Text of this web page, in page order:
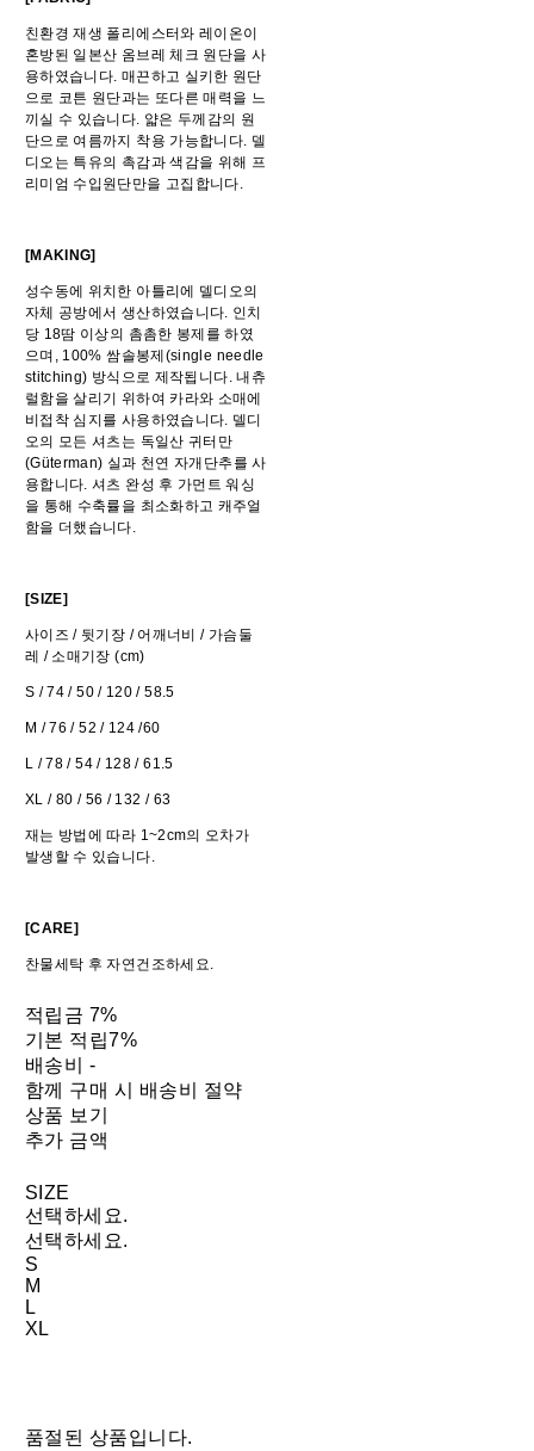
친환경 재생 폴리에스터와 레이온이
혼방된 일본산 옴브레 체크 원단을 사
용하였습니다. 매끈하고 실키한 원단
으로 코튼 원단과는 또다른 매력을 느
끼실 수 있습니다. 얇은 두께감의 원
단으로 여름까지 착용 가능합니다. 델
디오는 특유의 촉감과 색감을 위해 프
리미엄 수입원단만을 고집합니다.
[MAKING]
성수동에 위치한 아틀리에 델디오의
자체 공방에서 생산하였습니다. 인치
당 18땀 이상의 촘촘한 봉제를 하였
으며, 100% 쌈솔봉제(single needle
stitching) 방식으로 제작됩니다. 내츄
럴함을 살리기 위하여 카라와 소매에
비접착 심지를 사용하였습니다. 델디
오의 모든 셔츠는 독일산 귀터만
(Güterman) 실과 천연 자개단추를 사
용합니다. 셔츠 완성 후 가먼트 워싱
을 통해 수축률을 최소화하고 캐주얼
함을 더했습니다.
[SIZE]
사이즈 / 뒷기장 / 어깨너비 / 가슴둘
레 / 소매기장 (cm)
S / 74 / 50 / 120 / 58.5
M / 76 / 52 / 124 /60
L / 78 / 54 / 128 / 61.5
XL / 80 / 56 / 132 / 63
재는 방법에 따라 1~2cm의 오차가
발생할 수 있습니다.
[CARE]
찬물세탁 후 자연건조하세요.
적립금 7%
기본 적립7%
배송비 -
함께 구매 시 배송비 절약
상품 보기
추가 금액
SIZE
선택하세요.
선택하세요.
S
M
L
XL
품절된 상품입니다.